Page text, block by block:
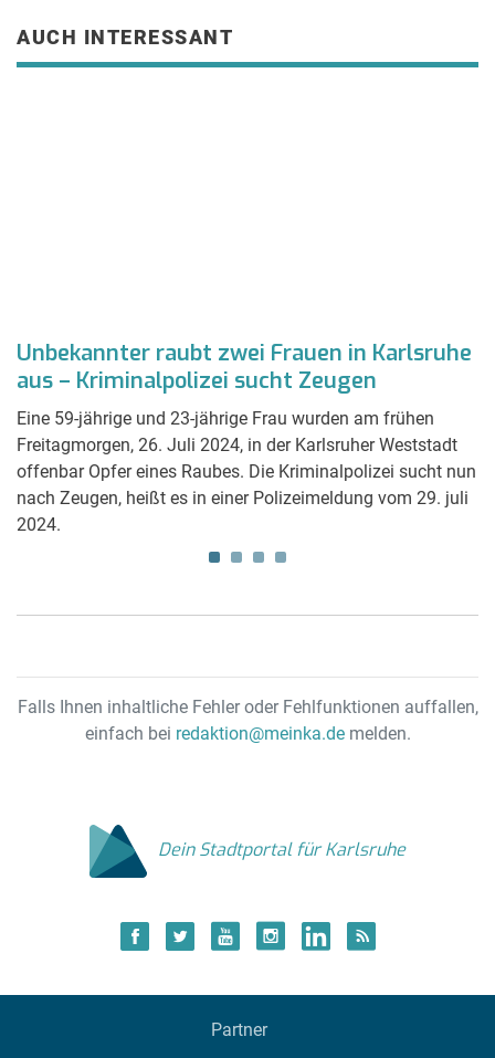
AUCH INTERESSANT
Unbekannter raubt zwei Frauen in Karlsruhe
aus – Kriminalpolizei sucht Zeugen
Eine 59-jährige und 23-jährige Frau wurden am frühen
Freitagmorgen, 26. Juli 2024, in der Karlsruher Weststadt
offenbar Opfer eines Raubes. Die Kriminalpolizei sucht nun
nach Zeugen, heißt es in einer Polizeimeldung vom 29. juli
2024.
Falls Ihnen inhaltliche Fehler oder Fehlfunktionen auffallen,
einfach bei redaktion@meinka.demelden.
Dein Stadtportal für Karlsruhe
Partner